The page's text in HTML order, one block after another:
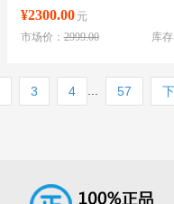
8GB+128GB WiFi
¥2300.00 元
库
市场价：2999.00
3 4 57